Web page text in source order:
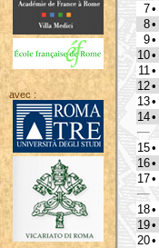
avec :
7•
8•
9•
10•
11 •
12•
13•
14•
15•
16•
17•
18•
19•
20•